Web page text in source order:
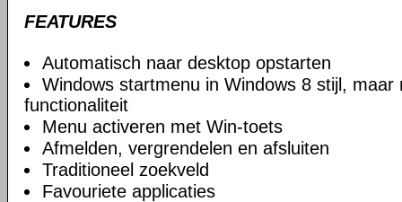
FEATURES
Automatisch naar desktop opstarten
Windows startmenu in Windows 8 stijl, maar
functionaliteit
Menu activeren met Win-toets
Afmelden, vergrendelen en afsluiten
Traditioneel zoekveld
Favouriete applicaties